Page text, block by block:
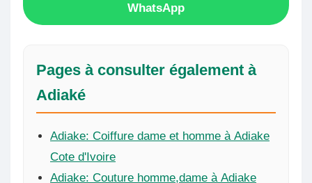
WhatsApp
Pages à consulter également à
Adiaké
Adiake: Coiffure dame et homme à Adiake
Cote d'Ivoire
Adiake: Couture homme,dame à Adiake